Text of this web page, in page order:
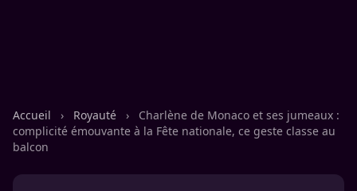
Accueil › Royauté ›
Charlène de Monaco et ses jumeaux :
complicité émouvante à la Fête nationale, ce geste classe au
balcon